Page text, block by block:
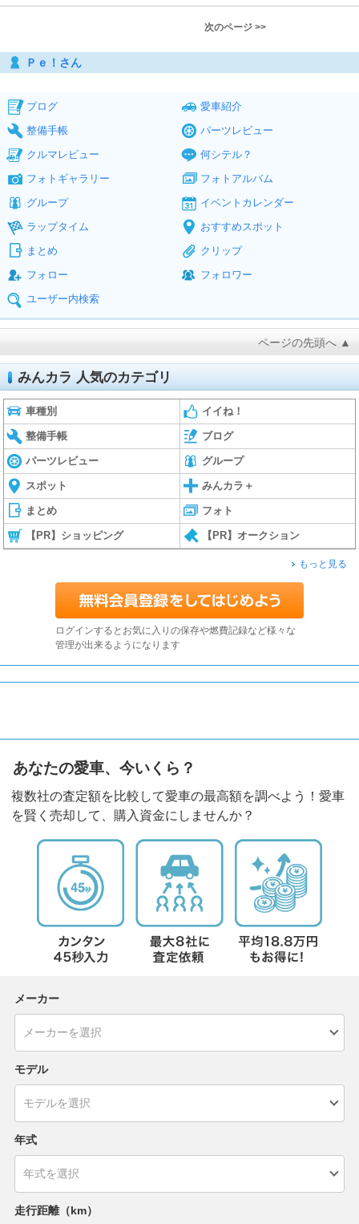
次のページ >>
Ｐｅ！さん
ブログ
愛車紹介
整備手帳
パーツレビュー
クルマレビュー
何シテル？
フォトギャラリー
フォトアルバム
グループ
イベントカレンダー
ラップタイム
おすすめスポット
まとめ
クリップ
フォロー
フォロワー
ユーザー内検索
ページの先頭へ ▲
みんカラ 人気のカテゴリ
車種別 イイね！
整備手帳 ブログ
パーツレビュー グループ
スポット みんカラ＋
まとめ フォト
【PR】ショッピング 【PR】オークション
もっと見る
ログインするとお気に入りの保存や燃費記録など様々な
管理が出来るようになります
あなたの愛車、今いくら？
複数社の査定額を比較して愛車の最高額を調べよう！愛車
を賢く売却して、購入資金にしませんか？
メーカー
モデル
年式
走行距離（km）